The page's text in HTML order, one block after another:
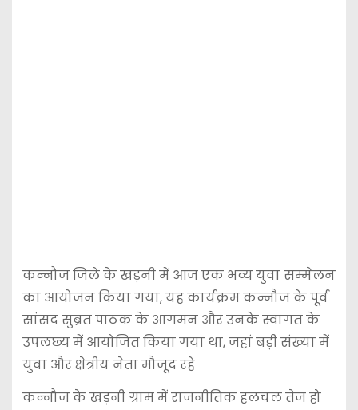
कन्नौज जिले के खड़नी में आज एक भव्य युवा सम्मेलन
का आयोजन किया गया, यह कार्यक्रम कन्नौज के पूर्व
सांसद सुब्रत पाठक के आगमन और उनके स्वागत के
उपलछ्य में आयोजित किया गया था, जहां बड़ी संख्या में
युवा और क्षेत्रीय नेता मौजूद रहे
कन्नौज के खड़नी ग्राम में राजनीतिक हलचल तेज हो